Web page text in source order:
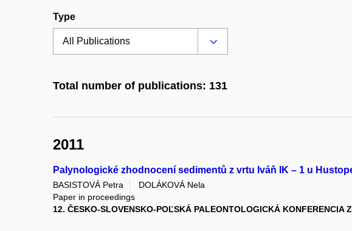
Type
Total number of publications: 131
2011
Palynologické zhodnocení sedimentů z vrtu Iváň IK – 1 u
BASISTOVÁ Petra
DOLÁKOVÁ Nela
Paper in proceedings
12. ČESKO-SLOVENSKO-POĽSKÁ PALEONTOLOGICKÁ KONFERENCIA